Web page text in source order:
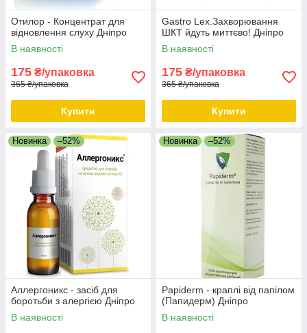
Отилор - Концентрат для
відновлення слуху Дніпро
В наявності
175 ₴/упаковка
365 ₴/упаковка
Купити
Gastro Lex.Захворювання
ШКТ йдуть миттєво! Дніпро
В наявності
175 ₴/упаковка
365 ₴/упаковка
Купити
Новинка –52%
Аллергоникс - засіб для
боротьби з алергією Дніпро
В наявності
Новинка –52%
Papiderm - краплі від папілом
(Папидерм) Дніпро
В наявності